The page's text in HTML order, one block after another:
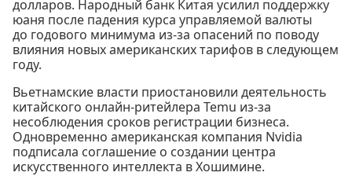
долларов. Народный банк Китая усилил поддержку
юаня после падения курса управляемой валюты
до годового минимума из-за опасений по поводу
влияния новых американских тарифов в следующем
году.
Вьетнамские власти приостановили деятельность
китайского онлайн-ритейлера Temu из-за
несоблюдения сроков регистрации бизнеса.
Одновременно американская компания Nvidia
подписала соглашение о создании центра
искусственного интеллекта в Хошимине.